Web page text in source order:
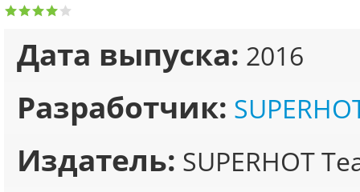
Дата выпуска: 2016
Разработчик:
Издатель: SUPERHOT